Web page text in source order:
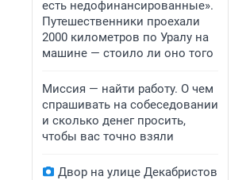
есть недофинансированные».
Путешественники проехали
2000 километров по Уралу на
машине — стоило ли оно того
Миссия — найти работу. О чем
спрашивать на собеседовании
и сколько денег просить,
чтобы вас точно взяли
Двор на улице Декабристов